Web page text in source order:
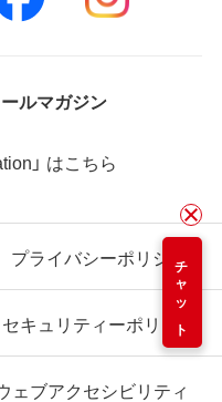
チャット
ルマガジン
」 はこちら
プライバシーポリシー
セキュリティーポリシー
ェブアクセシビリティ